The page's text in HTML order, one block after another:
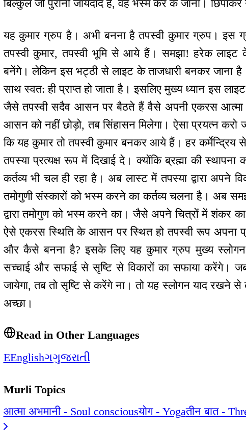
बिल्कुल जो पुरानी जायदाद है, वह भस्म कर के जाना।
यह कुमार ग्रुप है। अभी बनना है तपस्वी कुमार ग्रुप। इस
तपस्वी कुमार, तपस्वी भूमि से आये हैं। समझा! हरेक लाइट के
बनेंगे। लेकिन इस भट्ठी से लाइट के ताजधारी बनकर जाना
साथ स्वत: ही प्राप्त हो जाता है। इसलिए मुख्य ध्यान इस
जैसे तपस्वी सदैव आसन पर बैठते हैं वैसे अपनी एकरस आत्मा
आसन को नहीं छोड़ो, तब सिंहासन मिलेगा। ऐसा प्रयत्न
कि यह कुमार तो तपस्वी कुमार बनकर आये हैं। हर कर्मेन्द्रिय
तपस्या प्रत्यक्ष रूप में दिखाई दे। क्योंकि ब्रह्मा की स्थापना
कर्तव्य भी चल ही रहा है। अब लास्ट में तपस्या द्वारा अपने
तमोगुणी संस्कारों को भस्म करने का कर्तव्य चलना है। अब
द्वारा तमोगुण को भस्म करने का। जैसे अपने चित्रों में शंकर
ऐसे एकरस स्थिति के आसन पर स्थित हो तपस्वी रूप अपना
और कैसे बनना है? इसके लिए यह कुमार ग्रुप मुख्य
सच्चाई और सफाई से सृष्टि से विकारों का सफाया करेंगे।
जायेगा, तब तो सृष्टि से करेंगे ना। तो यह स्लोगन याद रखने
अच्छा।
Read in Other Languages
EEnglishગગુજરાતી
Murli Topics
आत्मा अभमानी - Soul consciousयोग - Yogaतीन बात -